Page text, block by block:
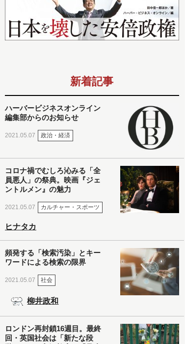
新着記事
ハーバービジネスオンライン
編集部からのお知らせ
2021.05.07 政治・経済
コロナ禍でむしろ沁みる「全
員悪人」の祭典。映画『ジェ
ントルメン』の魅力
2021.05.07 カルチャー・スポーツ
ヒナタカ
頻発する「検索汚染」とキー
ワードによる検索の限界
2021.05.07 社会
柳井政和
ロンドン再封鎖16週目。最終
回・英国社会は「新たな段